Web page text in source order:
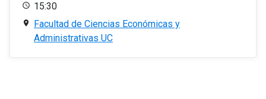
15:30
Facultad de Ciencias Económicas y
Administrativas UC